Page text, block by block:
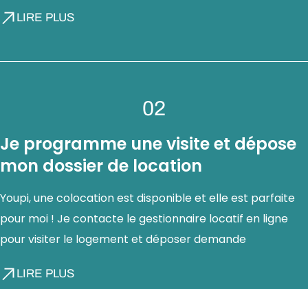
LIRE PLUS
02
Je programme une visite et dépose
mon dossier de location
Youpi, une colocation est disponible et elle est parfaite
pour moi ! Je contacte le gestionnaire locatif en ligne
pour visiter le logement et déposer demande
LIRE PLUS